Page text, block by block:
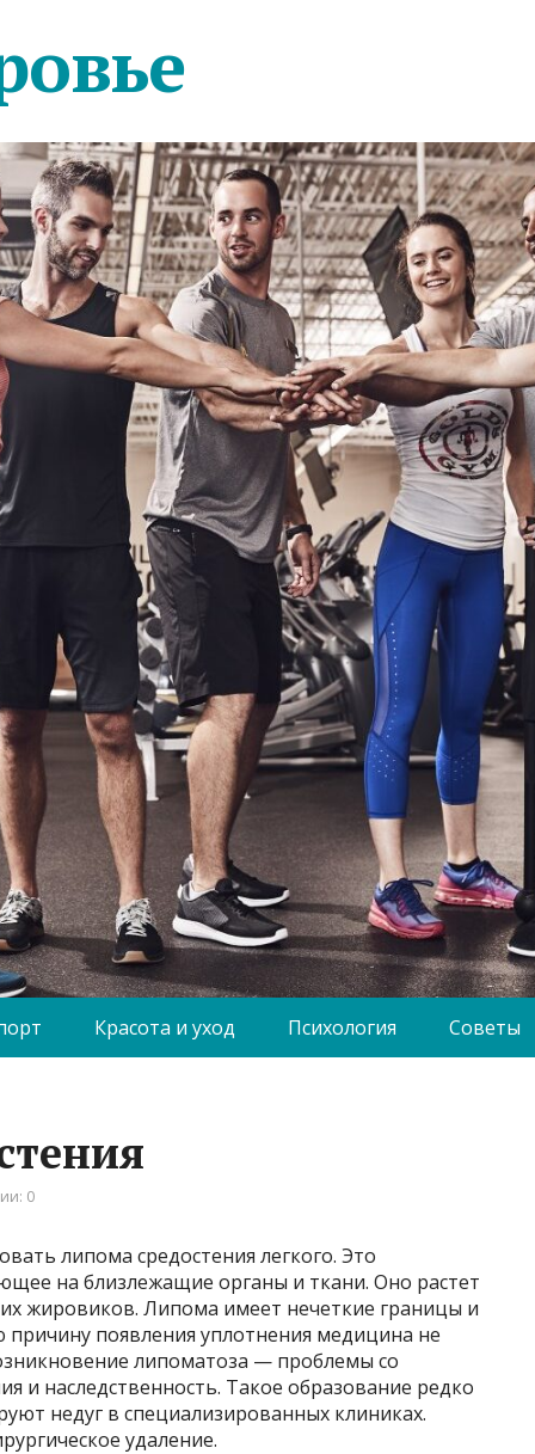
Красота и уход Психология Советы
0
липома средостения легкого. Это
на близлежащие органы и ткани. Оно растет
жировиков. Липома имеет нечеткие границы и
появления уплотнения медицина не
липоматоза — проблемы со
и наследственность. Такое образование редко
недуг в специализированных клиниках.
удаление.